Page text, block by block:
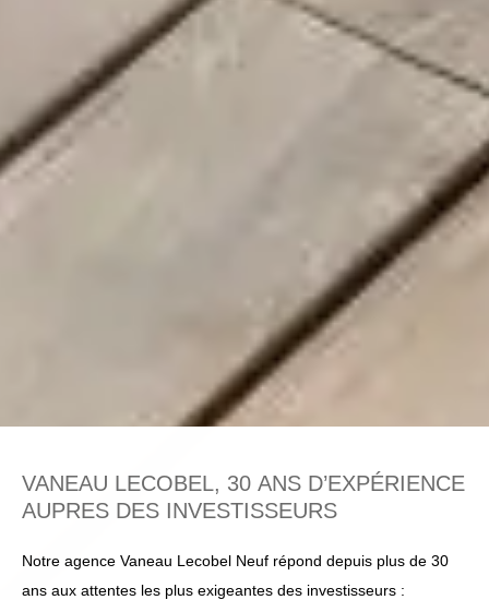
VANEAU LECOBEL, 30 ANS D’EXPÉRIENCE
AUPRES DES INVESTISSEURS
Notre agence Vaneau Lecobel Neuf répond depuis plus de 30
ans aux attentes les plus exigeantes des investisseurs :